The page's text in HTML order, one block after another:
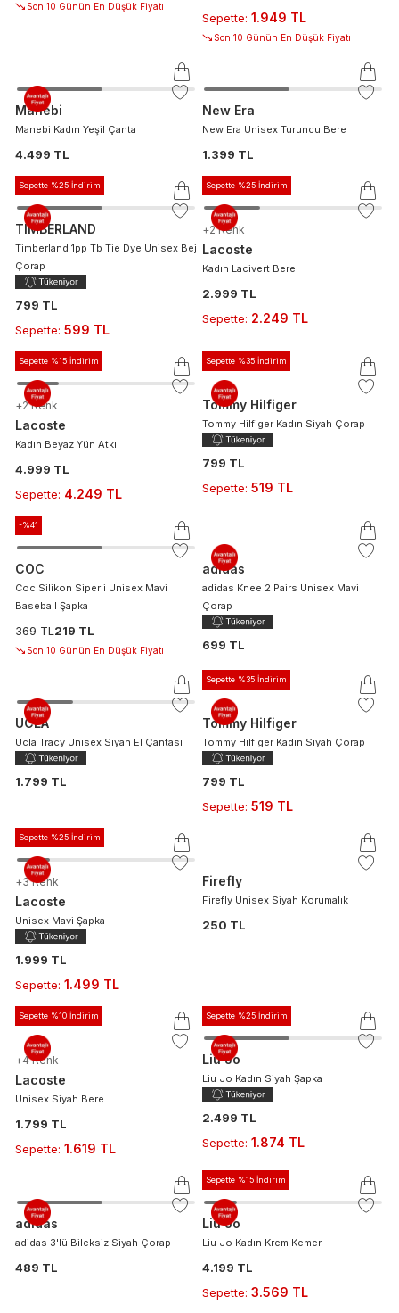
Son 10 Günün En Düşük Fiyatı
Sepette: 1.949 TL
Son 10 Günün En Düşük Fiyatı
Manebi
Manebi Kadın Yeşil Çanta
4.499 TL
New Era
New Era Unisex Turuncu Bere
1.399 TL
Sepette %25 İndirim
TIMBERLAND
Timberland 1pp Tb Tie Dye Unisex Bej
Çorap
799 TL
Sepette: 599 TL
Sepette %25 İndirim
+2 Renk
Lacoste
Kadın Lacivert Bere
2.999 TL
Sepette: 2.249 TL
Sepette %15 İndirim
+2 Renk
Lacoste
Kadın Beyaz Yün Atkı
4.999 TL
Sepette: 4.249 TL
Sepette %35 İndirim
Tommy Hilfiger
Tommy Hilfiger Kadın Siyah Çorap
799 TL
Sepette: 519 TL
-%41
COC
Coc Silikon Siperli Unisex Mavi
Baseball Şapka
369 TL219 TL
Son 10 Günün En Düşük Fiyatı
adidas
adidas Knee 2 Pairs Unisex Mavi
Çorap
699 TL
UCLA
Ucla Tracy Unisex Siyah El Çantası
1.799 TL
Sepette %35 İndirim
Tommy Hilfiger
Tommy Hilfiger Kadın Siyah Çorap
799 TL
Sepette: 519 TL
Sepette %25 İndirim
+3 Renk
Lacoste
Unisex Mavi Şapka
1.999 TL
Sepette: 1.499 TL
Firefly
Firefly Unisex Siyah Korumalık
250 TL
Sepette %10 İndirim
+4 Renk
Lacoste
Unisex Siyah Bere
1.799 TL
Sepette: 1.619 TL
Sepette %25 İndirim
Liu Jo
Liu Jo Kadın Siyah Şapka
2.499 TL
Sepette: 1.874 TL
adidas
adidas 3'lü Bileksiz Siyah Çorap
489 TL
Sepette %15 İndirim
Liu Jo
Liu Jo Kadın Krem Kemer
4.199 TL
Sepette: 3.569 TL